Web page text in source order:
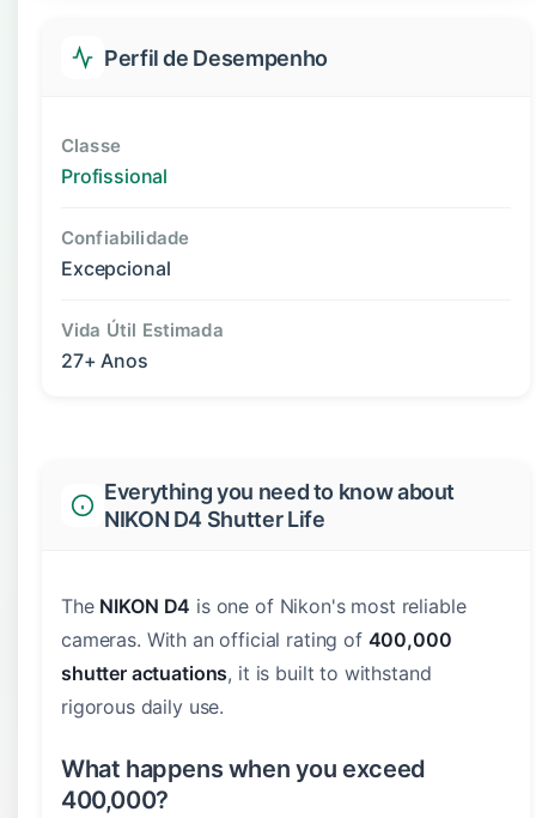
Perfil de Desempenho
Classe
Profissional
Confiabilidade
Excepcional
Vida Útil Estimada
27+ Anos
Everything you need to know about
NIKON D4 Shutter Life
The NIKON D4 is one of Nikon's most reliable
cameras. With an official rating of 400,000
shutter actuations, it is built to withstand
rigorous daily use.
What happens when you exceed
400,000?